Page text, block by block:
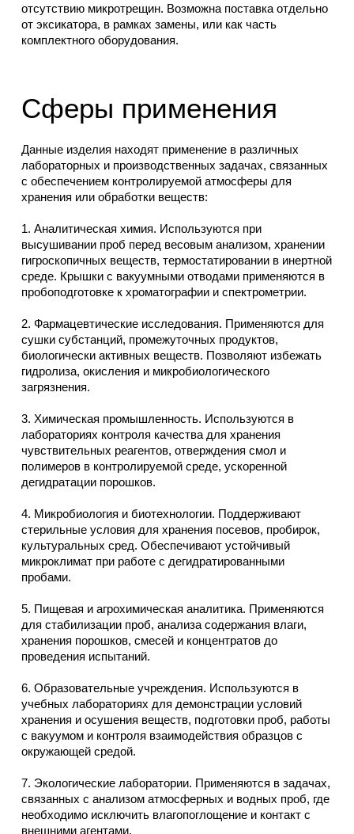
отсутствию микротрещин. Возможна поставка отдельно
от эксикатора, в рамках замены, или как часть
комплектного оборудования.
Сферы применения
Данные изделия находят применение в различных
лабораторных и производственных задачах, связанных
с обеспечением контролируемой атмосферы для
хранения или обработки веществ:
1. Аналитическая химия. Используются при
высушивании проб перед весовым анализом, хранении
гигроскопичных веществ, термостатировании в инертной
среде. Крышки с вакуумными отводами применяются в
пробоподготовке к хроматографии и спектрометрии.
2. Фармацевтические исследования. Применяются для
сушки субстанций, промежуточных продуктов,
биологически активных веществ. Позволяют избежать
гидролиза, окисления и микробиологического
загрязнения.
3. Химическая промышленность. Используются в
лабораториях контроля качества для хранения
чувствительных реагентов, отверждения смол и
полимеров в контролируемой среде, ускоренной
дегидратации порошков.
4. Микробиология и биотехнологии. Поддерживают
стерильные условия для хранения посевов, пробирок,
культуральных сред. Обеспечивают устойчивый
микроклимат при работе с дегидратированными
пробами.
5. Пищевая и агрохимическая аналитика. Применяются
для стабилизации проб, анализа содержания влаги,
хранения порошков, смесей и концентратов до
проведения испытаний.
6. Образовательные учреждения. Используются в
учебных лабораториях для демонстрации условий
хранения и осушения веществ, подготовки проб, работы
с вакуумом и контроля взаимодействия образцов с
окружающей средой.
7. Экологические лаборатории. Применяются в задачах,
связанных с анализом атмосферных и водных проб, где
необходимо исключить влагопоглощение и контакт с
внешними агентами.